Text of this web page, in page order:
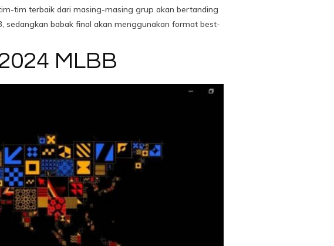
tim terbaik dari masing-masing grup akan bertanding
babak final akan menggunakan format best-
MLBB